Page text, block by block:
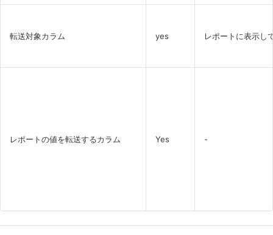
転送対象カラム yes レポートに表示し
レポートの値を転送するカラム Yes -